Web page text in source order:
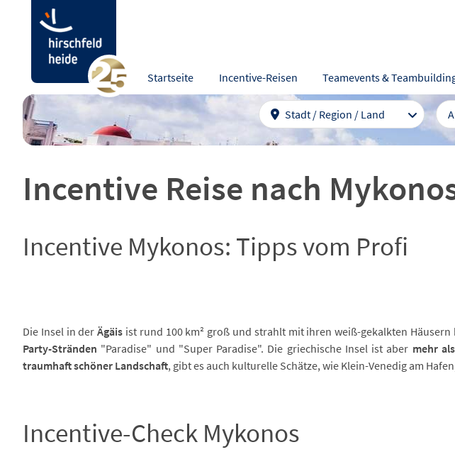
Startseite Incentive-Reisen Teamevents &
Stadt / Region / Land
Incentive Reise nach
Incentive Mykonos: Tipps vom Profi
Die Insel in derÄgäis ist rund 100 km² groß und strahlt mit ihren weiß-gekalkten
Party-Stränden "Paradise" und "Super Paradise". Die griechische Insel ist aber mehr
traumhaft schöner Landschaft, gibt es auch kulturelle Schätze, wie Klein-Venedig am
Incentive-Check Mykonos